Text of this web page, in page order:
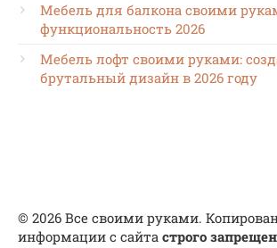
Мебель для балкона своими
функциональность 2026
Мебель лофт своими руками:
брутальный дизайн в 2026 году
© 2026 Все своими руками.
информации с сайта строго